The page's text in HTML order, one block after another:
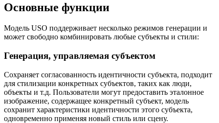
Основные функции
Модель USO поддерживает несколько режимов генерации и
может свободно комбинировать любые субъекты и стили:
Генерация, управляемая субъектом
Сохраняет согласованность идентичности субъекта, подходит
для стилизации конкретных субъектов, таких как люди,
объекты и т.д. Пользователи могут предоставить эталонное
изображение, содержащее конкретный субъект, модель
сохранит характеристики идентичности этого субъекта,
одновременно применяя новый стиль или сцену.